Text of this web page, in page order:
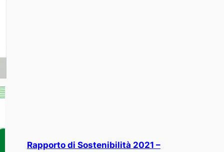
Rapporto di Sostenibilità 2021 –